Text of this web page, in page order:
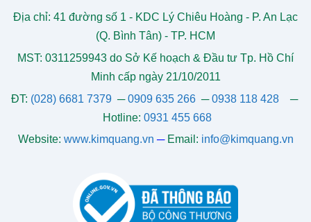
Địa chỉ: 41 đường số 1 - KDC Lý Chiêu Hoàng - P. An Lạc
(Q. Bình Tân) - TP. HCM
MST: 0311259943 do Sở Kế hoạch & Đầu tư Tp. Hồ Chí
Minh cấp ngày 21/10/2011
ĐT: (028) 6681 7379 ─0909 635 266─0938 118 428─
Hotline: 0931 455 668
Website: www.kimquang.vn ─ Email: info@kimquang.vn